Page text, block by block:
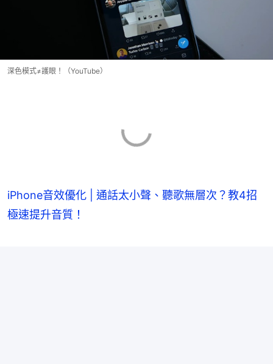
深色模式≠護眼！（YouTube）
iPhone音效優化 | 通話太小聲、聽歌無層次？教4招
極速提升音質！